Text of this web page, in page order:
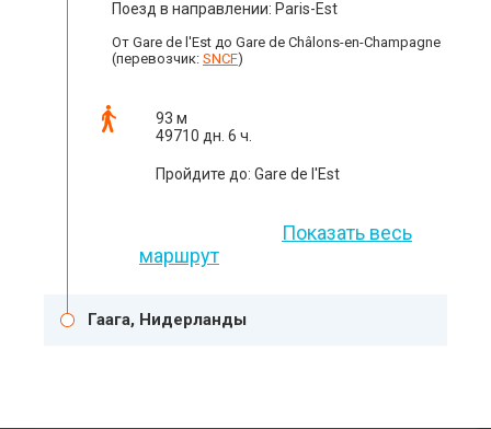
Поезд в направлении: Paris-Est
От Gare de l'Est до Gare de Châlons-en-Champagne
(перевозчик: SNCF)
93 м
49710 дн. 6 ч.
Пройдите до: Gare de l'Est
Показать весь
маршрут
Гаага, Нидерланды